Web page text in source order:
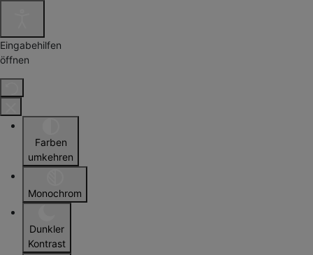
Eingabehilfen
öffnen
Farben
umkehren
Monochrom
Dunkler
Kontrast